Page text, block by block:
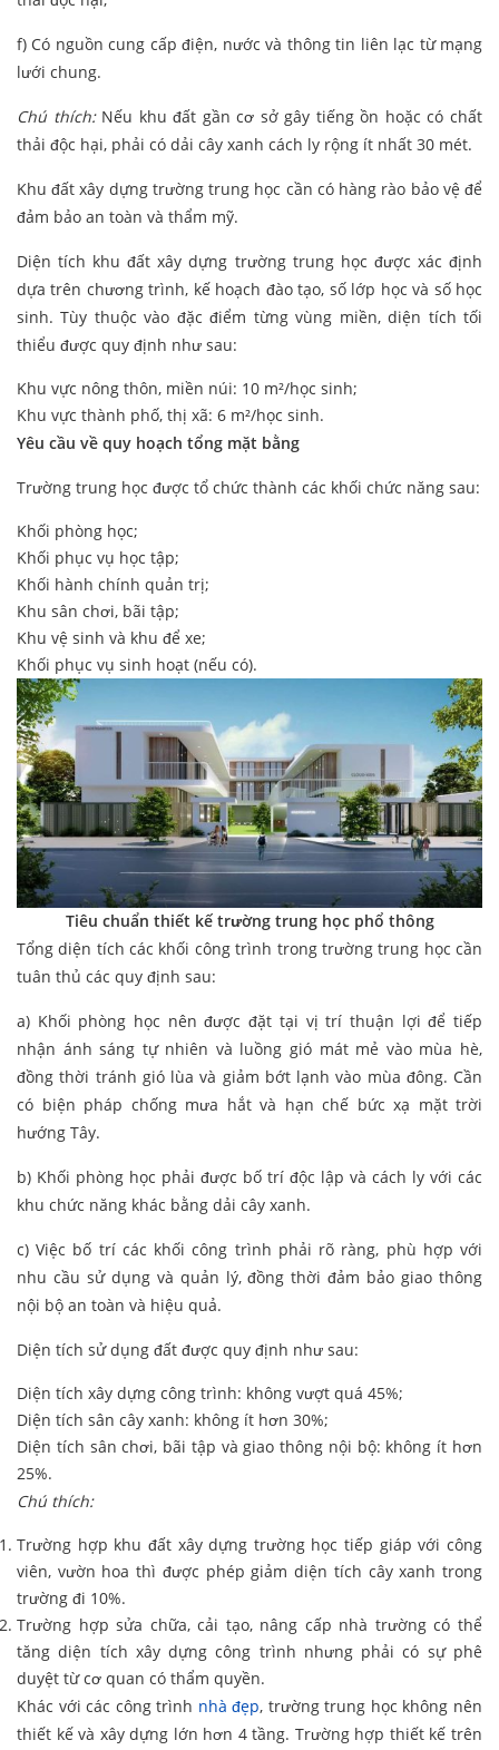
f) Có nguồn cung cấp điện, nước và thông tin liên lạc từ mạng
lưới chung.
Chú thích:Nếu khu đất gần cơ sở gây tiếng ồn hoặc có chất
thải độc hại, phải có dải cây xanh cách ly rộng ít nhất 30 mét.
Khu đất xây dựng trường trung học cần có hàng rào bảo vệ để
đảm bảo an toàn và thẩm mỹ.
Diện tích khu đất xây dựng trường trung học được xác định
dựa trên chương trình, kế hoạch đào tạo, số lớp học và số học
sinh. Tùy thuộc vào đặc điểm từng vùng miền, diện tích tối
thiểu được quy định như sau:
Khu vực nông thôn, miền núi: 10 m²/học sinh;
Khu vực thành phố, thị xã: 6 m²/học sinh.
Yêu cầu về quy hoạch tổng mặt bằng
Trường trung học được tổ chức thành các khối chức năng sau:
Khối phòng học;
Khối phục vụ học tập;
Khối hành chính quản trị;
Khu sân chơi, bãi tập;
Khu vệ sinh và khu để xe;
Khối phục vụ sinh hoạt (nếu có).
Tiêu chuẩn thiết kế trường trung học phổ thông
Tổng diện tích các khối công trình trong trường trung học cần
tuân thủ các quy định sau:
a) Khối phòng học nên được đặt tại vị trí thuận lợi để tiếp
nhận ánh sáng tự nhiên và luồng gió mát mẻ vào mùa hè,
đồng thời tránh gió lùa và giảm bớt lạnh vào mùa đông. Cần
có biện pháp chống mưa hắt và hạn chế bức xạ mặt trời
hướng Tây.
b) Khối phòng học phải được bố trí độc lập và cách ly với các
khu chức năng khác bằng dải cây xanh.
c) Việc bố trí các khối công trình phải rõ ràng, phù hợp với
nhu cầu sử dụng và quản lý, đồng thời đảm bảo giao thông
nội bộ an toàn và hiệu quả.
Diện tích sử dụng đất được quy định như sau:
Diện tích xây dựng công trình: không vượt quá 45%;
Diện tích sân cây xanh: không ít hơn 30%;
Diện tích sân chơi, bãi tập và giao thông nội bộ: không ít hơn
25%.
Chú thích:
Trường hợp khu đất xây dựng trường học tiếp giáp với công
viên, vườn hoa thì được phép giảm diện tích cây xanh trong
trường đi 10%.
Trường hợp sửa chữa, cải tạo, nâng cấp nhà trường có thể
tăng diện tích xây dựng công trình nhưng phải có sự phê
duyệt từ cơ quan có thẩm quyền.
Khác với các công trình nhà đẹp, trường trung học không nên
thiết kế và xây dựng lớn hơn 4 tầng. Trường hợp thiết kế trên